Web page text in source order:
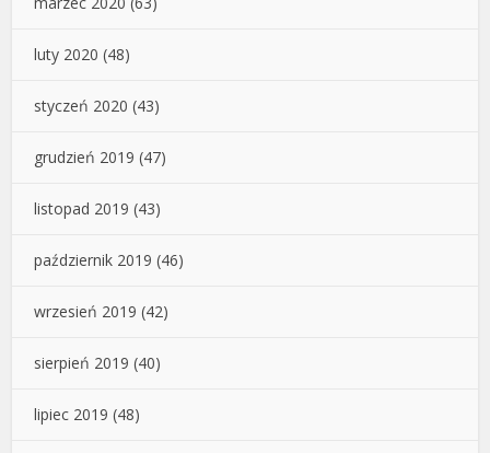
luty 2020 (48)
styczeń 2020 (43)
grudzień 2019 (47)
listopad 2019 (43)
październik 2019 (46)
wrzesień 2019 (42)
sierpień 2019 (40)
lipiec 2019 (48)